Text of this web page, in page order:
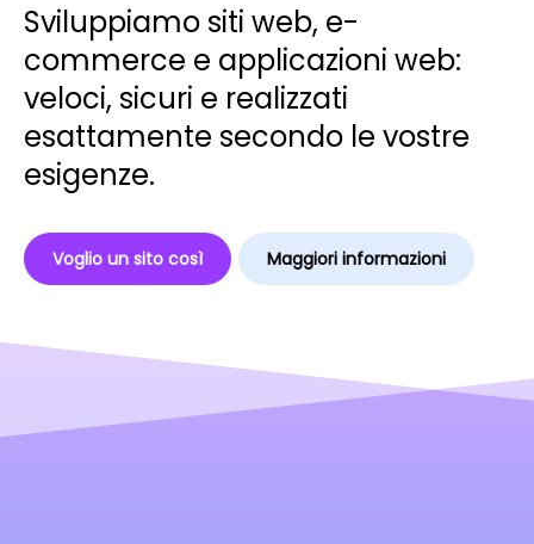
Sviluppiamo siti web, e-
commerce e applicazioni web:
veloci, sicuri e realizzati
esattamente secondo le vostre
esigenze.
Voglio un sito così Maggiori informazioni